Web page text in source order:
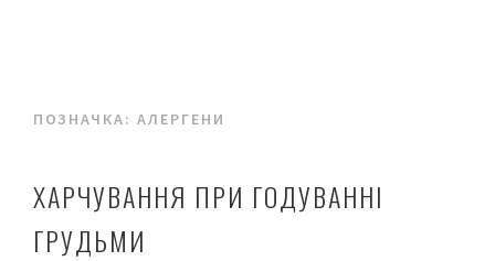
ПОЗНАЧКА:АЛЕРГЕНИ
ХАРЧУВАННЯ ПРИ ГОДУВАННІ
ГРУДЬМИ